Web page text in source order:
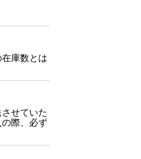
庫数とは
せていた
際、必ず